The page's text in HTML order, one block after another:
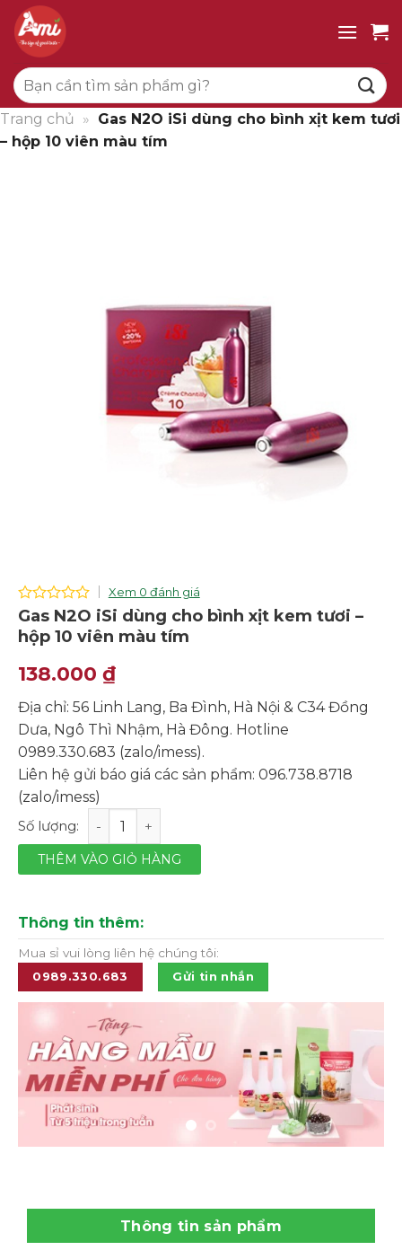
qua
dung
Tìm
kiếm:
Trang chủ » Gas N2O iSi dùng cho bình xịt kem tươi
– hộp 10 viên màu tím
0
out
of
Xem 0 đánh giá
Gas N2O iSi dùng cho bình xịt kem tươi –
hộp 10 viên màu tím
138.000 ₫
Địa chỉ: 56 Linh Lang, Ba Đình, Hà Nội & C34 Đồng
Dưa, Ngô Thì Nhậm, Hà Đông. Hotline
0989.330.683 (zalo/imess).
Liên hệ gửi báo giá các sản phẩm: 096.738.8718
(zalo/imess)
Gas N2O iSi dùng cho bình xịt kem tươi – hộp 10 viên
THÊM VÀO GIỎ HÀNG
Thông tin thêm:
Mua sỉ vui lòng liên hệ chúng tôi:
0989.330.683 Gửi tin nhắn
Thông tin sản phẩm